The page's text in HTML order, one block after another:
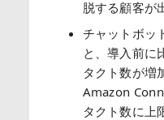
脱する顧客が
チャットボッ
と、導入前に
タクト数が増
Amazon
タクト数に上